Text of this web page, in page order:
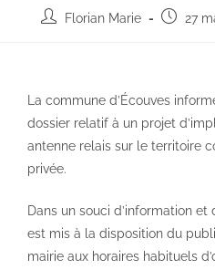
Florian Marie 27
La commune d’Écouves
dossier relatif à un projet
antenne relais sur le territoire
privée.
Dans un souci d’information
est mis à la disposition du
mairie aux horaires habituels